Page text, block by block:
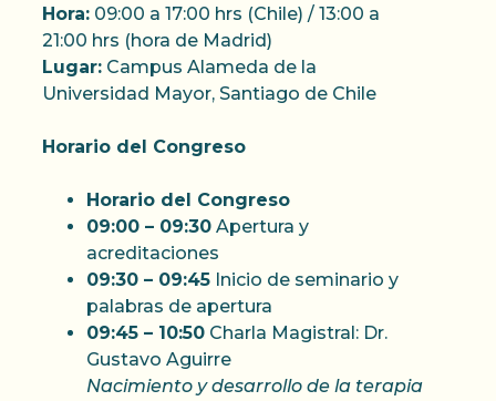
Hora: 09:00 a 17:00 hrs (Chile) / 13:00 a
21:00 hrs (hora de Madrid)
Lugar: Campus Alameda de la
Universidad Mayor, Santiago de Chile
Horario del Congreso
Horario del Congreso
09:00 – 09:30 Apertura y
acreditaciones
09:30 – 09:45 Inicio de seminario y
palabras de apertura
09:45 – 10:50 Charla Magistral: Dr.
Gustavo Aguirre
Nacimiento y desarrollo de la terapia